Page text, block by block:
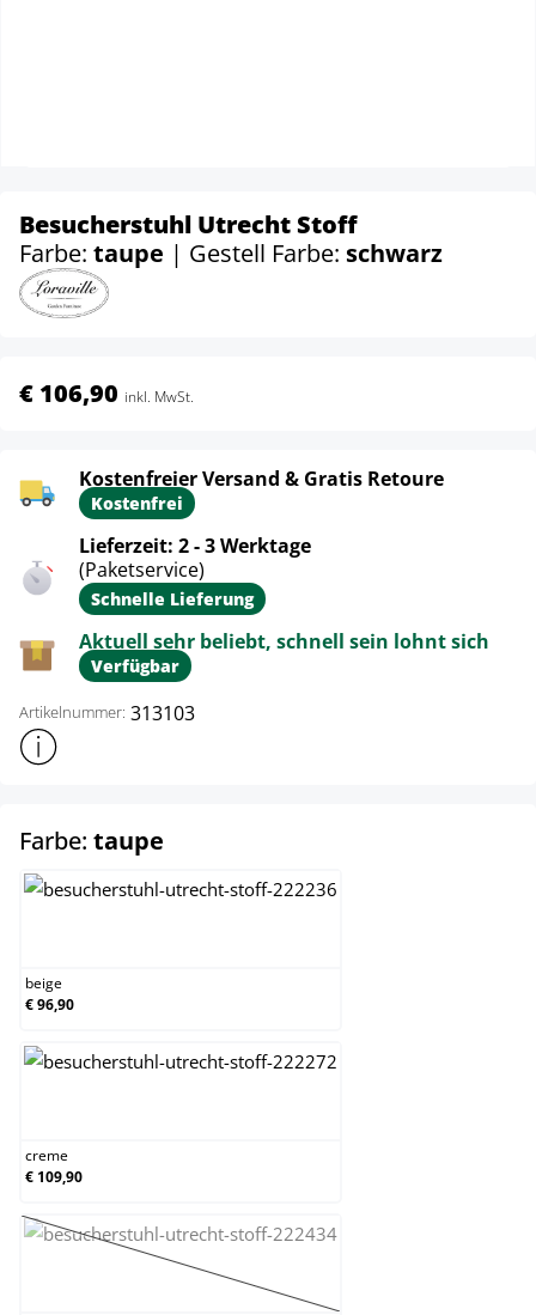
Besucherstuhl Utrecht Stoff
Farbe: taupe | Gestell Farbe: schwarz
€ 106,90 inkl. MwSt.
Kostenfreier Versand & Gratis Retoure
Kostenfrei
Lieferzeit: 2 - 3 Werktage
(Paketservice)
Schnelle Lieferung
Aktuell sehr beliebt, schnell sein lohnt sich
Verfügbar
Artikelnummer: 313103
Weitere Produktinformationen anzeigen
Farbe: taupe
beige
€ 96,90
creme
€ 109,90
dunkelgrau
(Diese Option ist zurzeit nicht verfügbar.)